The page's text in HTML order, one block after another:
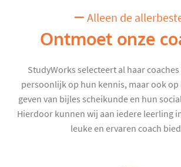
Alleen de
Ontmoet onze
StudyWorks selecteert al haar
persoonlijk op hun kennis, maar ook op
geven van bijles scheikunde en hun
Hierdoor kunnen wij aan iedere leerling
leuke en ervaren coach